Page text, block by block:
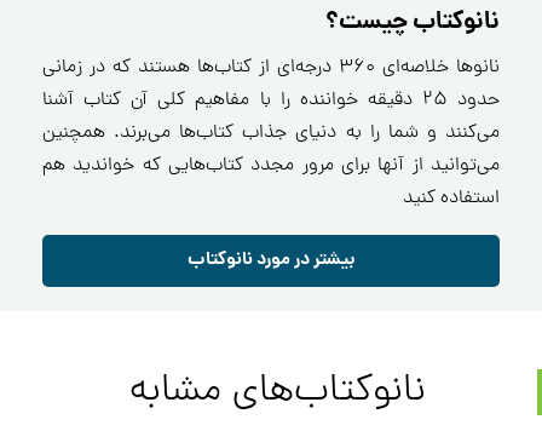
نانوکتاب چیست؟
نانو‌ها خلاصه‌ای ۳۶۰ درجه‌ای از کتاب‌ها هستند که در زمانی
حدود ۲۵ دقیقه خواننده را با مفاهیم کلی آن کتاب آشنا
می‌کنند و شما را به دنیای جذاب کتاب‌ها می‌برند. همچنین
می‌توانید از آنها برای مرور مجدد کتاب‌هایی که خواندید هم
استفاده کنید
بیشتر در مورد نانوکتاب
نانوکتاب‌های مشابه